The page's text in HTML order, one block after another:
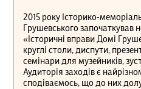
2015 року Історико-
Грушевського започаткував
«Історичні вправи Домі
круглі столи, диспути,
семінари для музейників,
Аудиторія заходів є
сподіваємось, що до них